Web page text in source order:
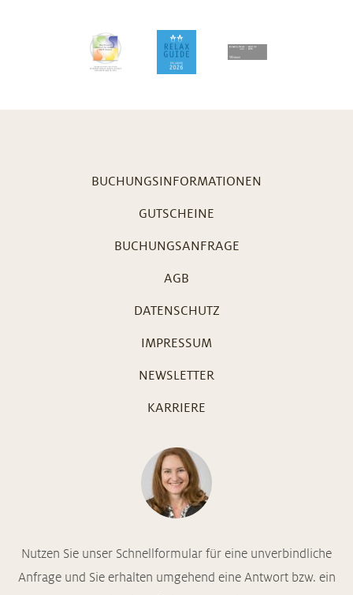
BUCHUNGSINFORMATIONEN
GUTSCHEINE
BUCHUNGSANFRAGE
AGB
DATENSCHUTZ
IMPRESSUM
NEWSLETTER
KARRIERE
Nutzen Sie unser Schnellformular für eine unverbindliche
Anfrage und Sie erhalten umgehend eine Antwort bzw. ein